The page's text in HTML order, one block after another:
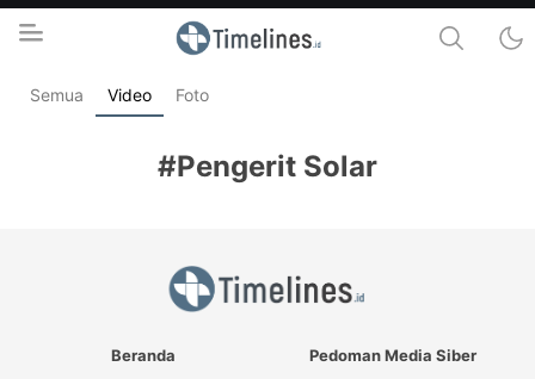
Timelines.id
Media Literasi, Sejarah & Budaya
Semua Video Foto
#Pengerit Solar
Beranda
Pedoman Media Siber